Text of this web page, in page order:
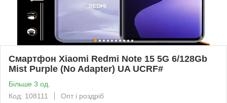
Смартфон Xiaomi Redmi Note 15 5G 6/128Gb
Mist Purple (No Adapter) UA UCRF#
Більше 3 од.
Код: 108111
Опт і роздріб